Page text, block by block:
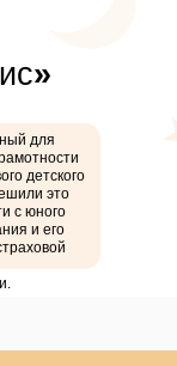
»
для
детского
это
с юного
и его